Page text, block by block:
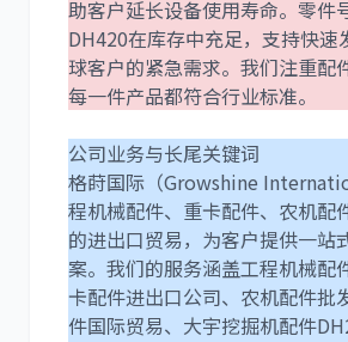
利勃海尔
山猫
助客户延长设备使用寿命。零件
DH420在库存中充足，支持快速
球客户的紧急需求。我们注重配
每一件产品都符合行业标准。
公司业务与长尾关键词
格莳国际（Growshine
程机械配件、重卡配件、农机配
的进出口贸易，为客户提供一站
案。我们的服务涵盖工程机械配
卡配件进出口公司、农机配件批
件国际贸易、大宇挖掘机配件